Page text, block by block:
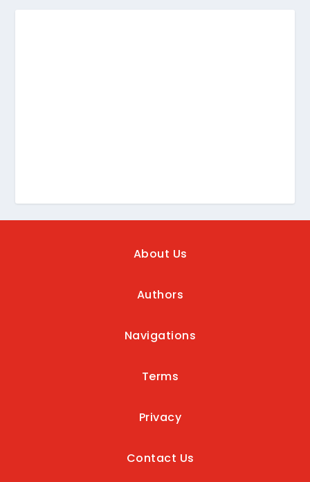
About Us
Authors
Navigations
Terms
Privacy
Contact Us